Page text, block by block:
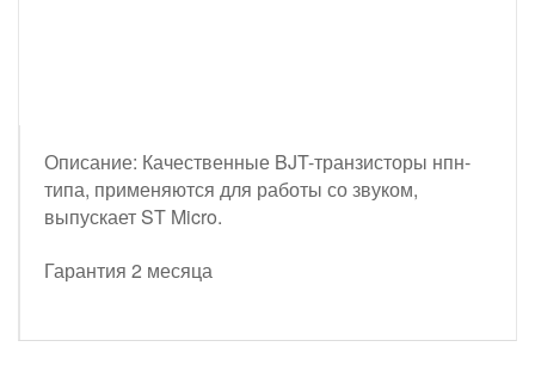
Описание: Качественные BJT-транзисторы нпн-
типа, применяются для работы со звуком,
выпускает ST Micro.
Гарантия 2 месяца